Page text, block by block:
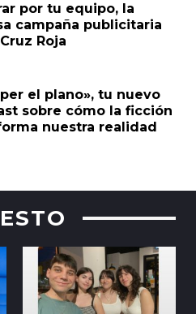
por tu equipo, la
campaña publicitaria
Roja
el plano», tu nuevo
sobre cómo la ficción
nuestra realidad